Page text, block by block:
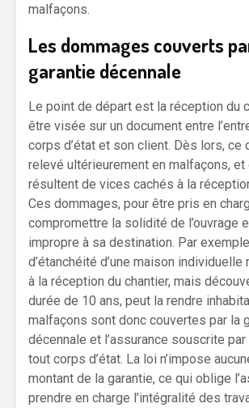
malfaçons.
Les dommages couverts
garantie décennale
Le point de départ est la réception du
être visée sur un document entre
corps d’état et son client. Dès lors, ce
relevé ultérieurement en malfaçons, et
résultent de vices cachés à la
Ces dommages, pour être pris en
compromettre la solidité de l’ouvrage
impropre à sa destination. Par
d’étanchéité d’une maison individuelle
à la réception du chantier, mais
durée de 10 ans, peut la rendre
malfaçons sont donc couvertes par la
décennale et l’assurance souscrite par
tout corps d’état. La loi n’impose
montant de la garantie, ce qui oblige
prendre en charge l’intégralité des